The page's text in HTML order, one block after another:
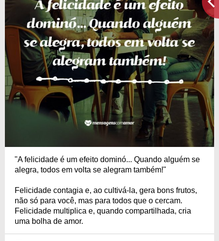
"A felicidade é um efeito dominó... Quando alguém se
alegra, todos em volta se alegram também!"
Felicidade contagia e, ao cultivá-la, gera bons frutos,
não só para você, mas para todos que o cercam.
Felicidade multiplica e, quando compartilhada, cria
uma bolha de amor.